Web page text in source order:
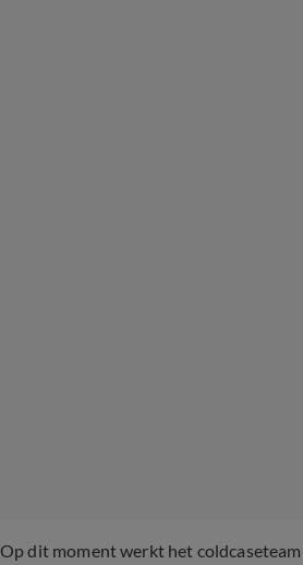
Op dit moment werkt het coldcaseteam